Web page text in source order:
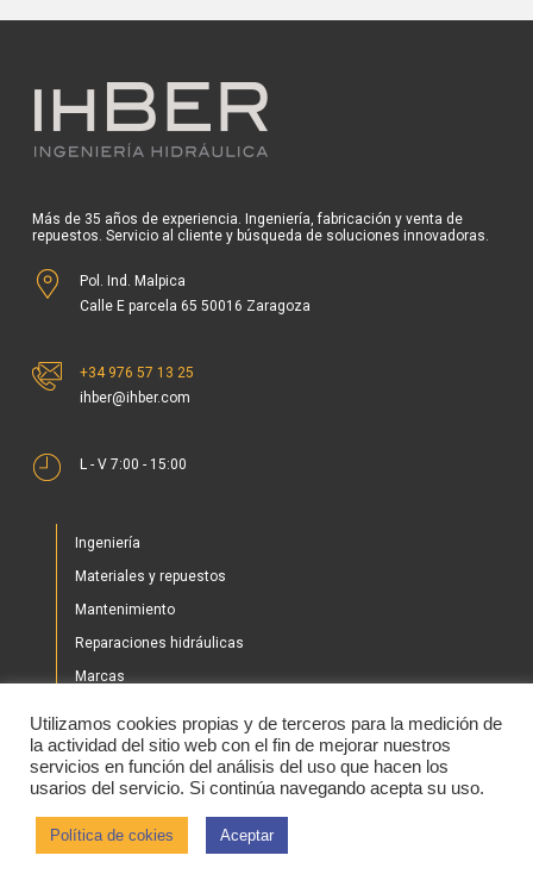
Más de 35 años de experiencia. Ingeniería, fabricación y venta de
repuestos. Servicio al cliente y búsqueda de soluciones innovadoras.
Pol. Ind. Malpica
Calle E parcela 65 50016 Zaragoza
+34 976 57 13 25
ihber@ihber.com
L - V 7:00 - 15:00
Ingeniería
Materiales y repuestos
Mantenimiento
Reparaciones hidráulicas
Marcas
Tienda
Noticias
Utilizamos cookies propias y de terceros para la medición de
la actividad del sitio web con el fin de mejorar nuestros
servicios en función del análisis del uso que hacen los
usarios del servicio. Si continúa navegando acepta su uso.
Política de cokies Aceptar